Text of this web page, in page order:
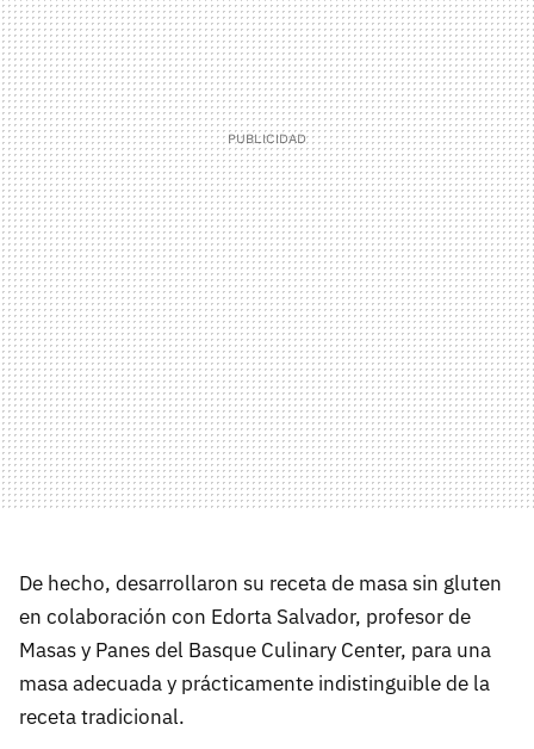
De hecho, desarrollaron su receta de masa sin gluten
en colaboración con Edorta Salvador, profesor de
Masas y Panes del Basque Culinary Center, para una
masa adecuada y prácticamente indistinguible de la
receta tradicional.